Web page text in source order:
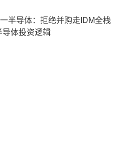
半导体：拒绝并购走IDM全栈
体投资逻辑